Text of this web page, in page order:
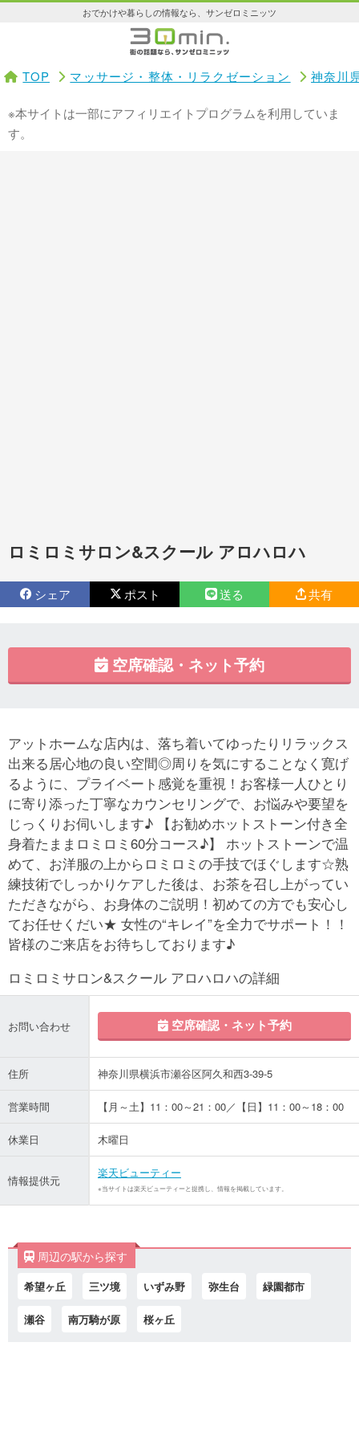
おでかけや暮らしの情報なら、サンゼロミニッツ
TOP マッサージ・整体・リラクゼーション 神奈川
※本サイトは一部にアフィリエイトプログラムを利用していま
す。
ロミロミサロン&スクール アロハロハ
シェア ポスト 送る 共有
空席確認・ネット予約
アットホームな店内は、落ち着いてゆったりリラックス
出来る居心地の良い空間◎周りを気にすることなく寛げ
るように、プライベート感覚を重視！お客様一人ひとり
に寄り添った丁寧なカウンセリングで、お悩みや要望を
じっくりお伺いします♪ 【お勧めホットストーン付き全
身着たままロミロミ60分コース♪】 ホットストーンで温
めて、お洋服の上からロミロミの手技でほぐします☆熟
練技術でしっかりケアした後は、お茶を召し上がってい
ただきながら、お身体のご説明！初めての方でも安心し
てお任せくだい★ 女性の“キレイ”を全力でサポート！！
皆様のご来店をお待ちしております♪
ロミロミサロン&スクール アロハロハの詳細
お問い合わせ 空席確認・ネット予約
住所 神奈川県横浜市瀬谷区阿久和西3-39-5
営業時間 【月～土】11：00～21：00／【日】11：00～18：00
休業日 木曜日
情報提供元
楽天ビューティー
※当サイトは楽天ビューティーと提携し、情報を掲載しています。
周辺の駅から探す
希望ヶ丘 三ツ境 いずみ野 弥生台 緑園都市
瀬谷 南万騎が原 桜ヶ丘